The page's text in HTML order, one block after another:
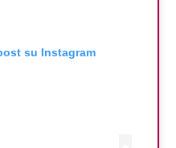
su Instagram